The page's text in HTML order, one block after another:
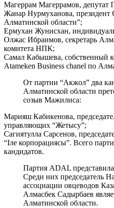
Магеррам Магеррамов, депутат
Жанар Нурмуханова,
Алматинской области”;
Ермухан Жунисхан,
Олжас Ибраимов, секретарь
комитета НПК;
Самал Кабышева, собственный
Atameken Business chanel по
От партии “Акжол” два
Алматинской области
созыв Мажилиса:
Марияш Кабикенова,
управляющих “Жетысу”;
Сагиятулла Сарсенов,
“Іле корпорациясы”. Всего
кандидатов.
Партия ADAL
Среди них председатель
ассоциации овцеводов
Алмасбек Садырбаев
Алматинской области.